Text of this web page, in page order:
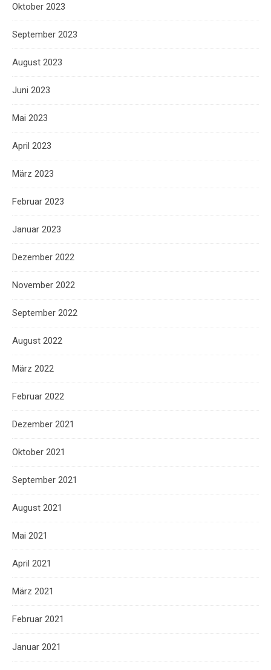
Oktober 2023
September 2023
August 2023
Juni 2023
Mai 2023
April 2023
März 2023
Februar 2023
Januar 2023
Dezember 2022
November 2022
September 2022
August 2022
März 2022
Februar 2022
Dezember 2021
Oktober 2021
September 2021
August 2021
Mai 2021
April 2021
März 2021
Februar 2021
Januar 2021